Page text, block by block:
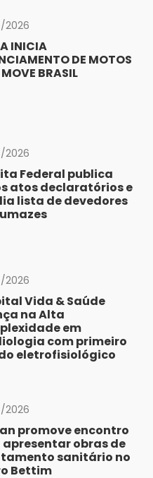
2026
INICIA
DE MOTOS
MOVE BRASIL
2026
Federal publica
atos declaratórios e
lista de devedores
2026
Vida & Saúde
na Alta
em
com primeiro
eletrofisiológico
2026
promove encontro
obras de
sanitário no
Bettim